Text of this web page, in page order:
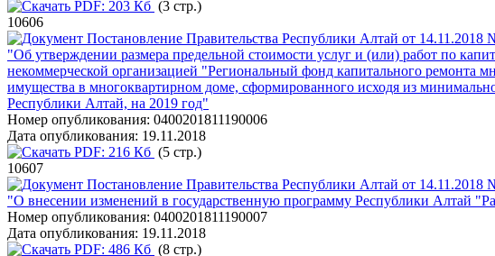
PDF: 203 Кб (3 стр.)
10606
Постановление Правительства Республики Алтай от 14.11.2018
"Об утверждении размера предельной стоимости услуг и (или) работ по
некоммерческой организацией "Региональный фонд капитального ремонта
имущества в многоквартирном доме, сформированного исходя из
Республики Алтай, на 2019 год"
Номер опубликования: 0400201811190006
Дата опубликования: 19.11.2018
PDF: 216 Кб (5 стр.)
10607
Постановление Правительства Республики Алтай от 14.11.2018
"О внесении изменений в государственную программу Республики Алтай
Номер опубликования: 0400201811190007
Дата опубликования: 19.11.2018
PDF: 486 Кб (8 стр.)